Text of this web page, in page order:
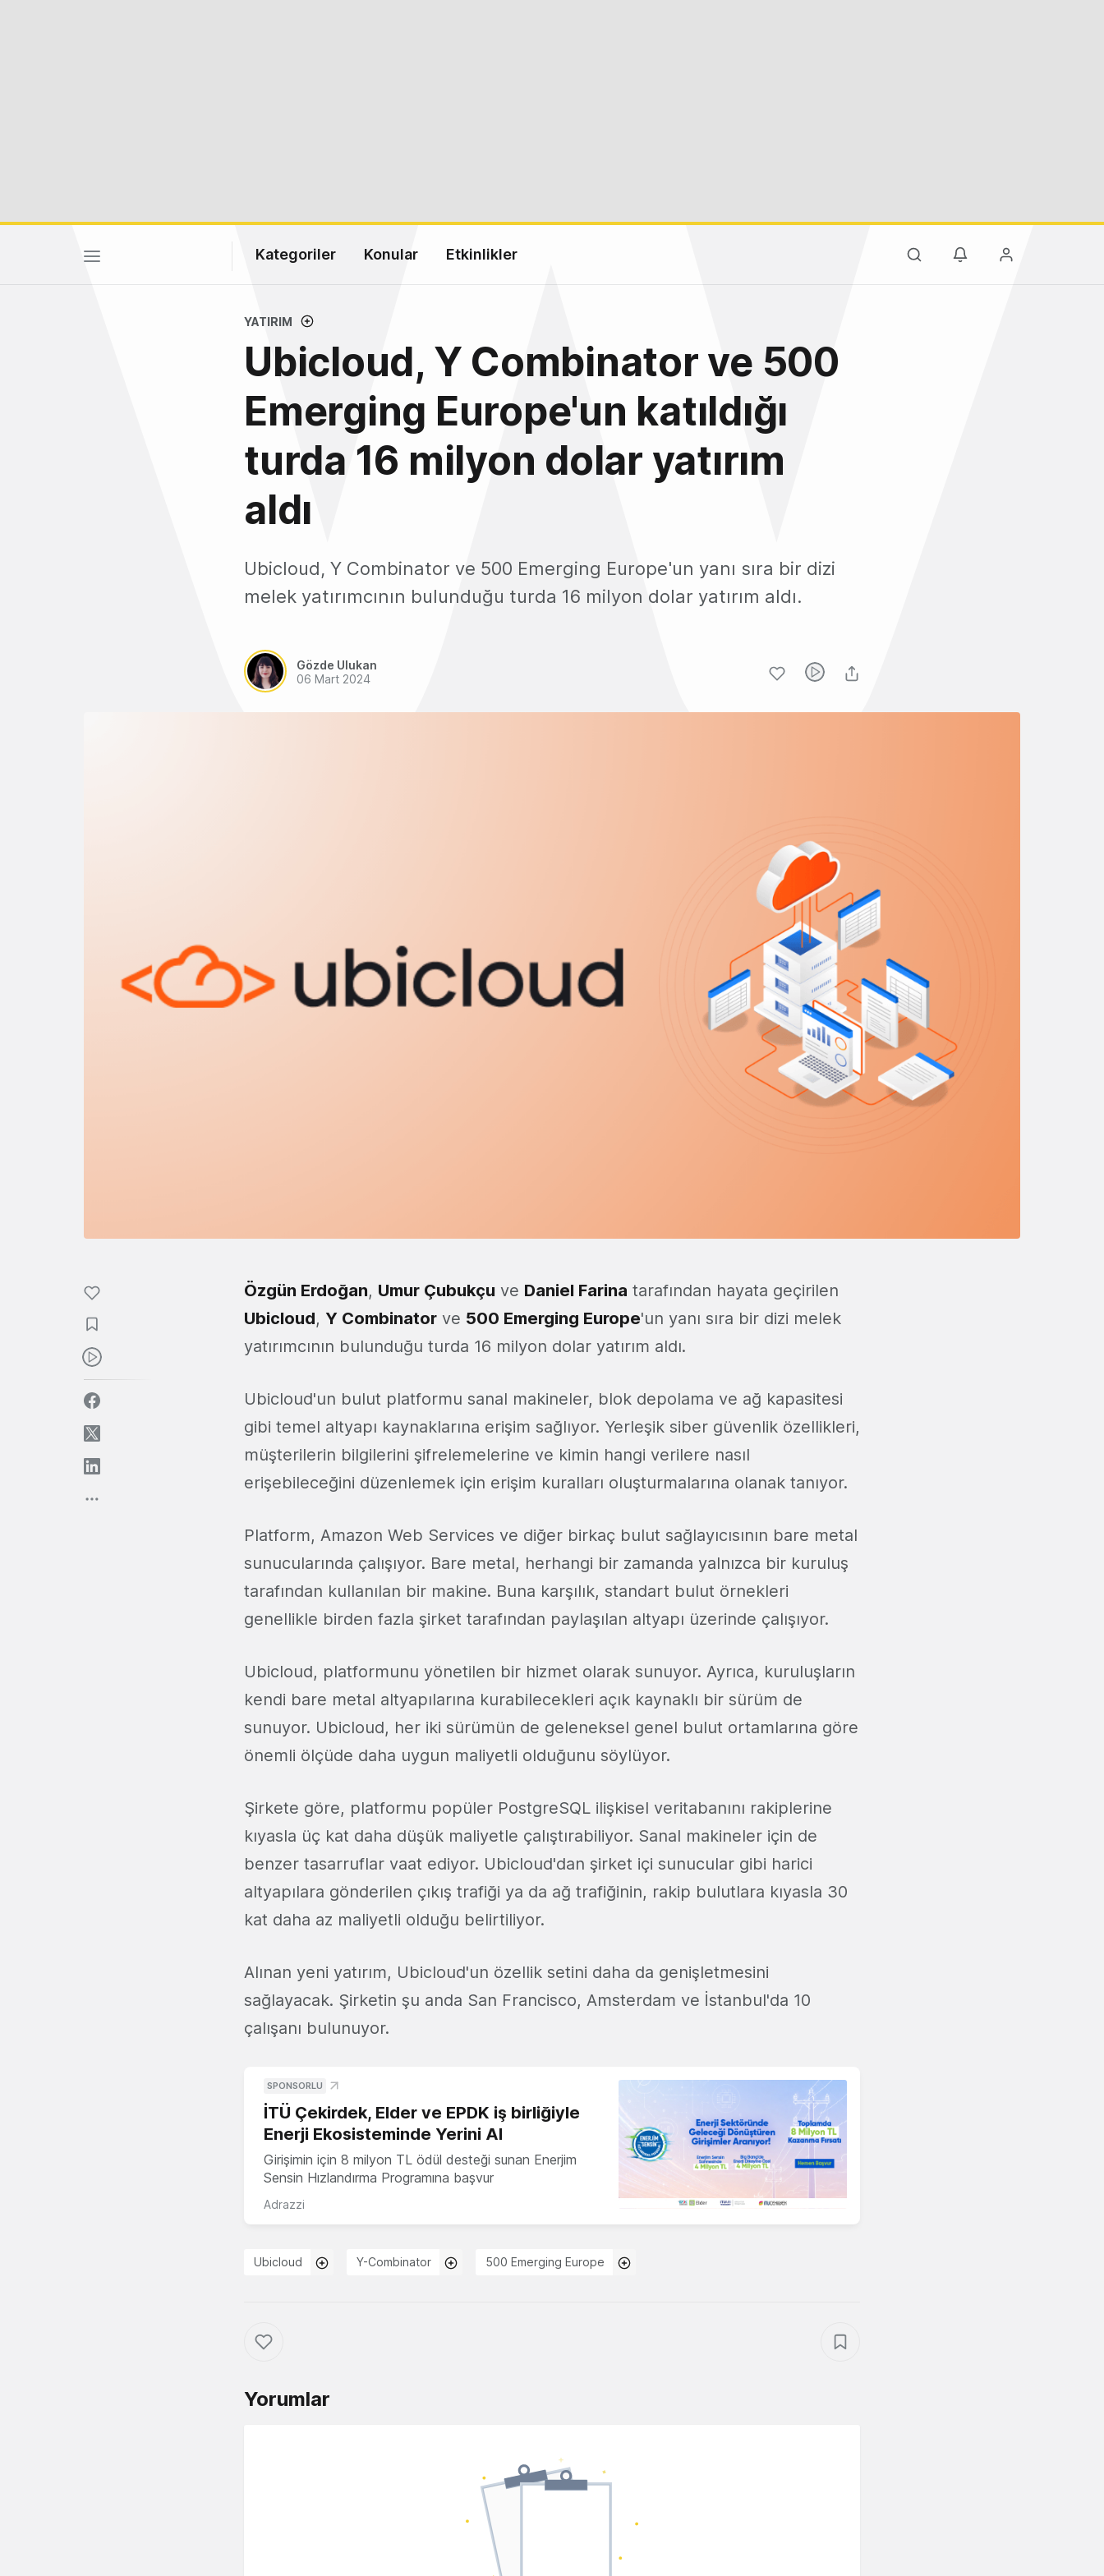
Kategoriler Konular Etkinlikler
YATIRIM
Ubicloud, Y Combinator ve 500
Emerging Europe'un katıldığı
turda 16 milyon dolar yatırım
aldı
Ubicloud, Y Combinator ve 500 Emerging Europe'un yanı sıra bir dizi
melek yatırımcının bulunduğu turda 16 milyon dolar yatırım aldı.
Gözde Ulukan
06 Mart 2024
Özgün Erdoğan, Umur Çubukçu ve Daniel Farina tarafından hayata geçirilen
Ubicloud, Y Combinator ve 500 Emerging Europe'un yanı sıra bir dizi melek
yatırımcının bulunduğu turda 16 milyon dolar yatırım aldı.
Ubicloud'un bulut platformu sanal makineler, blok depolama ve ağ kapasitesi
gibi temel altyapı kaynaklarına erişim sağlıyor. Yerleşik siber güvenlik özellikleri,
müşterilerin bilgilerini şifrelemelerine ve kimin hangi verilere nasıl
erişebileceğini düzenlemek için erişim kuralları oluşturmalarına olanak tanıyor.
Platform, Amazon Web Services ve diğer birkaç bulut sağlayıcısının bare metal
sunucularında çalışıyor. Bare metal, herhangi bir zamanda yalnızca bir kuruluş
tarafından kullanılan bir makine. Buna karşılık, standart bulut örnekleri
genellikle birden fazla şirket tarafından paylaşılan altyapı üzerinde çalışıyor.
Ubicloud, platformunu yönetilen bir hizmet olarak sunuyor. Ayrıca, kuruluşların
kendi bare metal altyapılarına kurabilecekleri açık kaynaklı bir sürüm de
sunuyor. Ubicloud, her iki sürümün de geleneksel genel bulut ortamlarına göre
önemli ölçüde daha uygun maliyetli olduğunu söylüyor.
Şirkete göre, platformu popüler PostgreSQL ilişkisel veritabanını rakiplerine
kıyasla üç kat daha düşük maliyetle çalıştırabiliyor. Sanal makineler için de
benzer tasarruflar vaat ediyor. Ubicloud'dan şirket içi sunucular gibi harici
altyapılara gönderilen çıkış trafiği ya da ağ trafiğinin, rakip bulutlara kıyasla 30
kat daha az maliyetli olduğu belirtiliyor.
Alınan yeni yatırım, Ubicloud'un özellik setini daha da genişletmesini
sağlayacak. Şirketin şu anda San Francisco, Amsterdam ve İstanbul'da 10
çalışanı bulunuyor.
SPONSORLU
İTÜ Çekirdek, Elder ve EPDK iş birliğiyle
Enerji Ekosisteminde Yerini Al
Girişimin için 8 milyon TL ödül desteği sunan Enerjim
Sensin Hızlandırma Programına başvur
Adrazzi
Ubicloud Y-Combinator 500 Emerging Europe
Yorumlar